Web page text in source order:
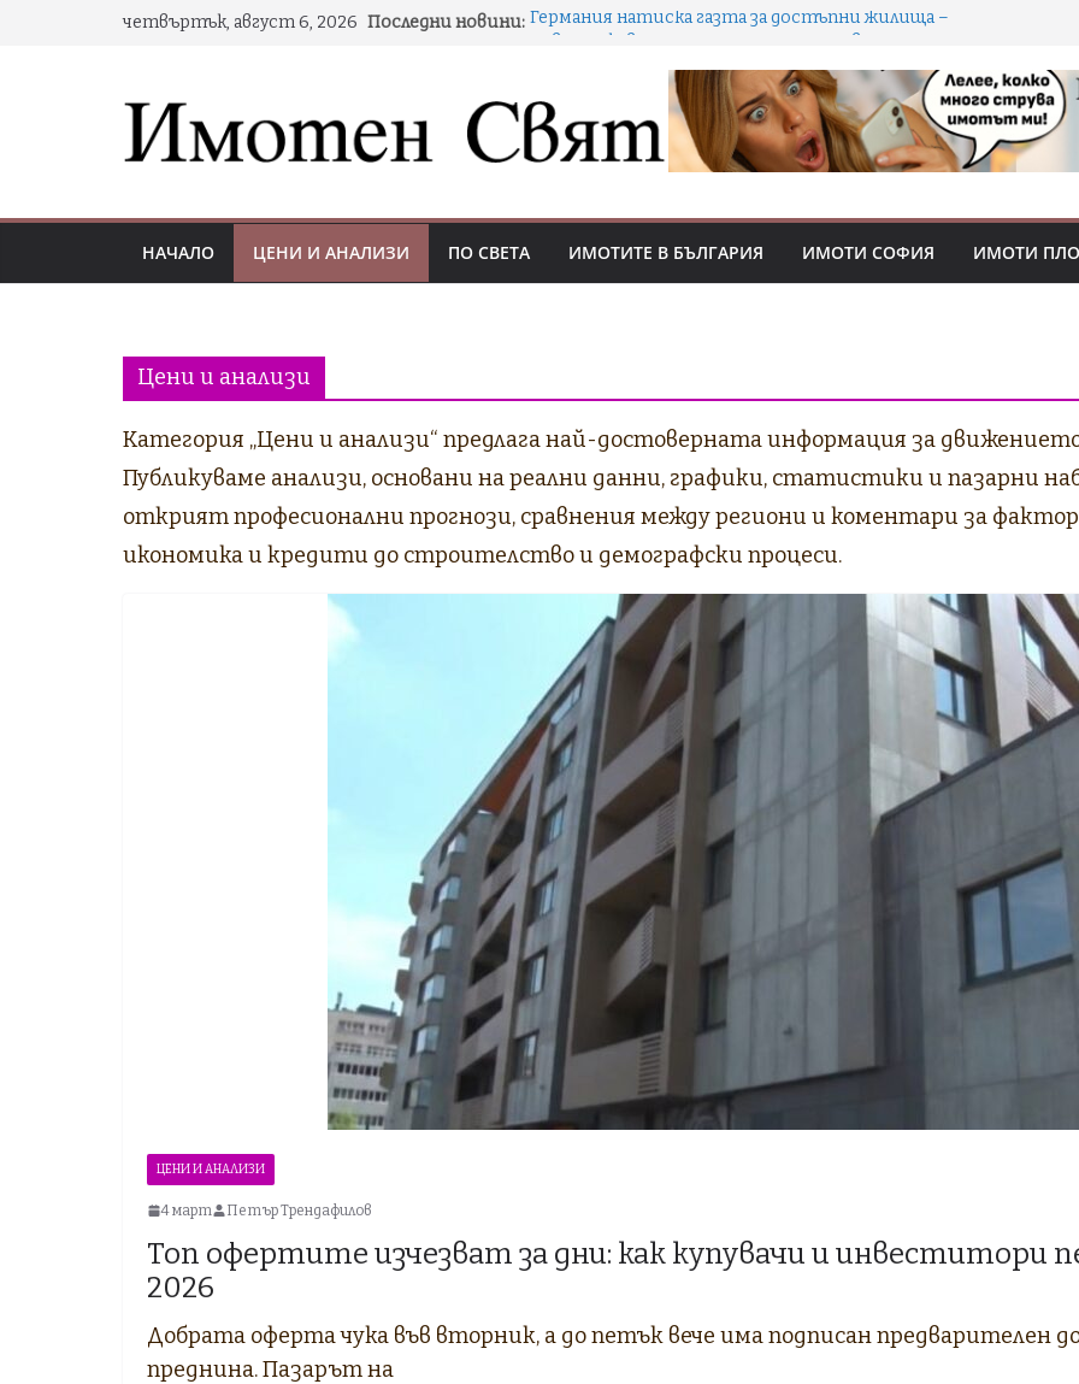
четвъртък, август 6, 2026 Последни новини: Германия натиска газта за достъпни жилища –
и ускорени разрешителни
Как уроците от мениджмънта носят предимство
на купувачи и инвеститори в охладняващия
имотен пазар
Дворът не винаги е паркинг: кога е обща част и кой
Кешът се стопи: 70-73% от покупките в София са
Сделките с имоти падат с 18% през Q2 2026 –
пазарът охладнява, цените се държат
НАЧАЛО ЦЕНИ И АНАЛИЗИ ПО СВЕТА ИМОТИТЕ В БЪЛГАРИЯ ИМОТИ СОФИЯ ИМОТИ
Цени и анализи
Категория „Цени и анализи“ предлага най-достоверната информация за
Публикуваме анализи, основани на реални данни, графики, статистики и пазарни
открият професионални прогнози, сравнения между региони и коментари за
икономика и кредити до строителство и демографски процеси.
ЦЕНИ И АНАЛИЗИ
4 март Петър Трендафилов
Топ офертите изчезват за дни: как купувачи и инвеститори
2026
Добрата оферта чука във вторник, а до петък вече има подписан предварителен
преднина. Пазарът на